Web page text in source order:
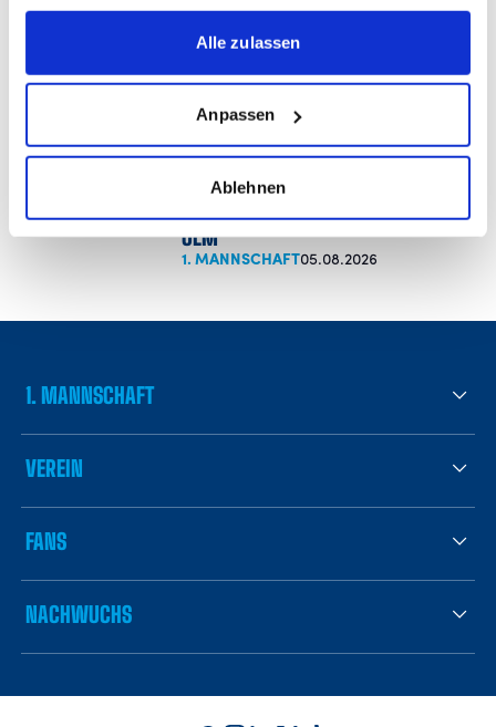
gesammelt haben.
Alle zulassen
Anpassen
Ablehnen
WICHTIGE HINWEISE ZUR ANREISE:
STUTTGARTER KICKERS – SSV ULM
1. MANNSCHAFT07.08.2026
KICK VOR DEM SPIEL: KICKERS
ULM
1. MANNSCHAFT05.08.2026
1. MANNSCHAFT
VEREIN
FANS
NACHWUCHS